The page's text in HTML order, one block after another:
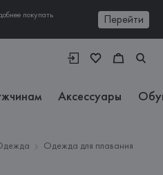
покупать
Перейти
Аксессуары
Одежда для плавания